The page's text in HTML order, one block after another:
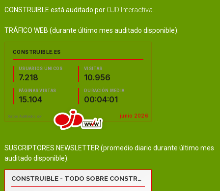
CONSTRUIBLE está auditado por OJD Interactiva.
TRÁFICO WEB (durante último mes auditado disponible):
SUSCRIPTORES NEWSLETTER (promedio diario durante último mes
auditado disponible):